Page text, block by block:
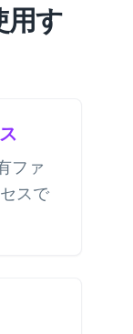
用す
ファ
スで